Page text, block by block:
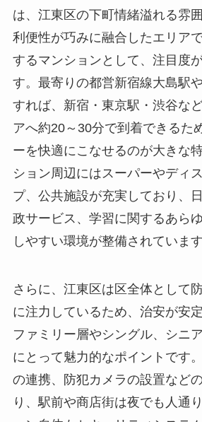
は、江東区の下町情緒溢れる雰
利便性が巧みに融合したエリア
するマンションとして、注目度
す。最寄りの都営新宿線大島駅
すれば、新宿・東京駅・渋谷な
アへ約20～30分で到着できるた
ーを快適にこなせるのが大きな
ション周辺にはスーパーやディ
プ、公共施設が充実しており、
政サービス、学習に関するあら
しやすい環境が整備されています
さらに、江東区は区全体として
に注力しているため、治安が安
ファミリー層やシングル、シニ
にとって魅力的なポイントです
の連携、防犯カメラの設置など
り、駅前や商店街は夜でも人通